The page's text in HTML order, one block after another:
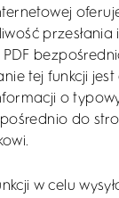
tej funkcji
o
do
w celu